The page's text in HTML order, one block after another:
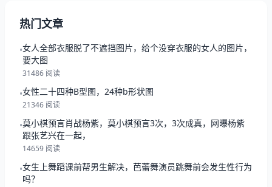
热门文章
•女人全部衣服脱了不遮挡图片，给个没穿衣服的女人的图片，
要大图
31486 阅读
•女性二十四种B型图，24种b形状图
21346 阅读
•莫小棋预言肖战杨紫，莫小棋预言3次，3次成真，网曝杨紫
跟张艺兴在一起，
14659 阅读
•女生上舞蹈课前帮男生解决，芭蕾舞演员跳舞前会发生性行为
吗？